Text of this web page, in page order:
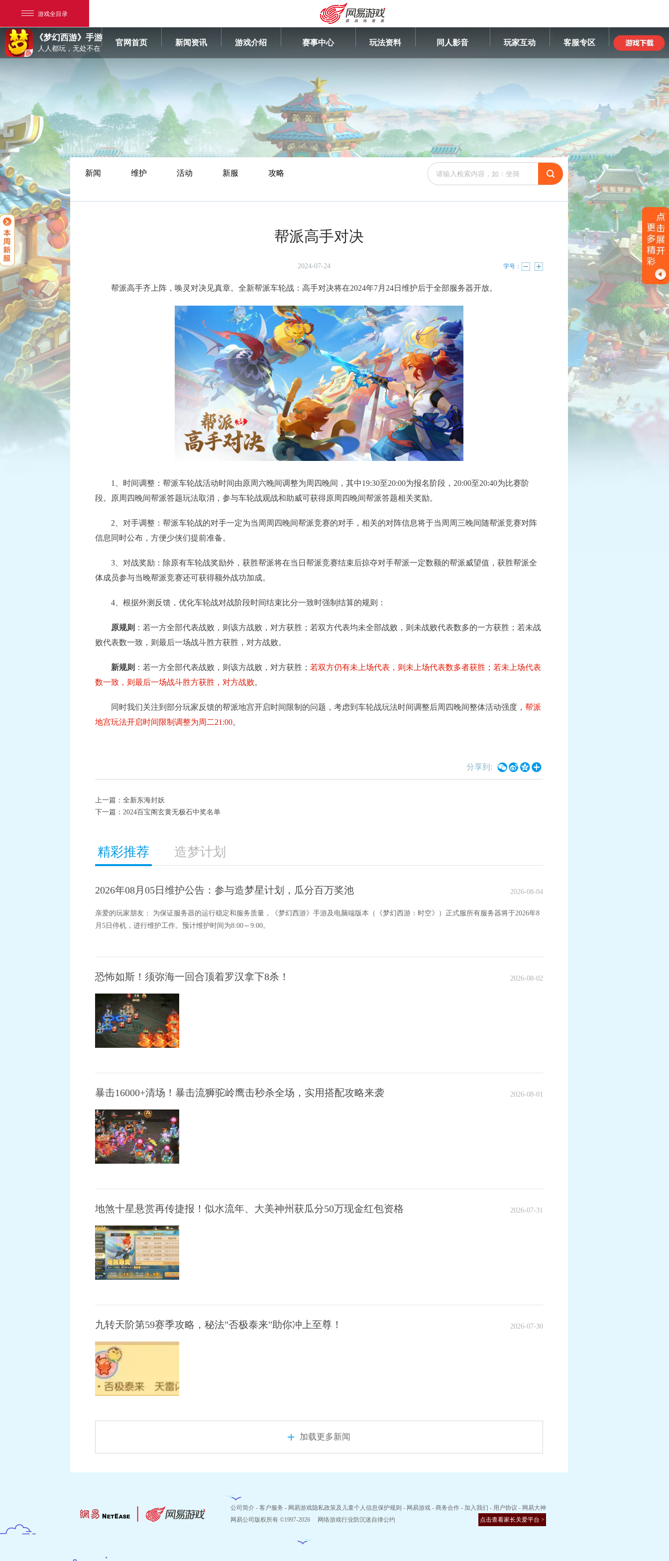
游戏全目录
网易游戏
游戏爱好者
我的足迹： 梦幻西游手游
《梦幻西游》手游
人人都玩，无处不在
官网首页 新闻资讯 游戏介绍 赛事中心 玩法资料 同人影音 玩家互动 客服专区
已结束
逐鹿三界
积分赛：1月6日-1月27日
进行中
武神坛
比赛时间：每月第三、四周周六11:00至周日21:00
X9联赛
新闻 维护 活动 新服 攻略
帮派高手对决
2024-07-24 字号：
帮派高手齐上阵，唤灵对决见真章。全新帮派车轮战：高手对决将在2024年7月24日维护后于全部服务器开放。
1、时间调整：帮派车轮战活动时间由原周六晚间调整为周四晚间，其中19:30至20:00为报名阶段，20:00至20:40为比赛阶
段。原周四晚间帮派答题玩法取消，参与车轮战观战和助威可获得原周四晚间帮派答题相关奖励。
2、对手调整：帮派车轮战的对手一定为当周周四晚间帮派竞赛的对手，相关的对阵信息将于当周周三晚间随帮派竞赛对阵
信息同时公布，方便少侠们提前准备。
3、对战奖励：除原有车轮战奖励外，获胜帮派将在当日帮派竞赛结束后掠夺对手帮派一定数额的帮派威望值，获胜帮派全
体成员参与当晚帮派竞赛还可获得额外战功加成。
4、根据外测反馈，优化车轮战对战阶段时间结束比分一致时强制结算的规则：
原规则 ：若一方全部代表战败，则该方战败，对方获胜；若双方代表均未全部战败，则未战败代表数多的一方获胜；若未战
败代表数一致，则最后一场战斗胜方获胜，对方战败。
新规则 ：若一方全部代表战败，则该方战败，对方获胜； 若双方仍有未上场代表，则未上场代表数多者获胜 ； 若未上场代表
数一致，则最后一场战斗胜方获胜，对方战败。
同时我们关注到部分玩家反馈的帮派地宫开启时间限制的问题，考虑到车轮战玩法时间调整后周四晚间整体活动强度， 帮派
地宫玩法开启时间限制调整为周二21:00。
分享到:  
上一篇： 全新东海封妖
下一篇： 2024百宝阁玄黄无极石中奖名单
精彩推荐 造梦计划
2026年08月05日维护公告：参与造梦星计划，瓜分百万奖池 2026-08-04
亲爱的玩家朋友： 为保证服务器的运行稳定和服务质量，《梦幻西游》手游及电脑端版本（《梦幻西游：时空》）正式服所有服务器将于2026年8
月5日停机，进行维护工作。预计维护时间为8:00～9:00。
恐怖如斯！须弥海一回合顶着罗汉拿下8杀！ 2026-08-02
暴击16000+清场！暴击流狮驼岭鹰击秒杀全场，实用搭配攻略来袭 2026-08-01
地煞十星悬赏再传捷报！似水流年、大美神州获瓜分50万现金红包资格 2026-07-31
九转天阶第59赛季攻略，秘法"否极泰来"助你冲上至尊！ 2026-07-30
加载更多新闻
公司简介 - 客户服务 - 网易游戏隐私政策及儿童个人信息保护规则 - 网易游戏 - 商务合作 - 加入我们 - 用户协议 - 网易大神
网易公司版权所有 ©1997-2026
点击查看家长关爱平台 >
网络游戏行业防沉迷自律公约